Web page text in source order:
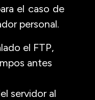
el caso de
personal.
el FTP,
antes
servidor al